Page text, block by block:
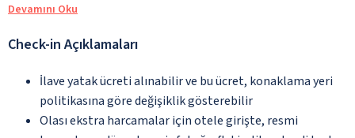
Devamını Oku
Check-in Açıklamaları
İlave yatak ücreti alınabilir ve bu ücret, konaklama yeri
politikasına göre değişiklik gösterebilir
Olası ekstra harcamalar için otele girişte, resmi